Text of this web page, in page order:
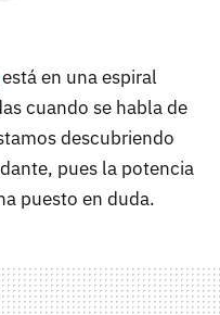
está en una espiral
cuando se habla de
descubriendo
pues la potencia
puesto en duda.